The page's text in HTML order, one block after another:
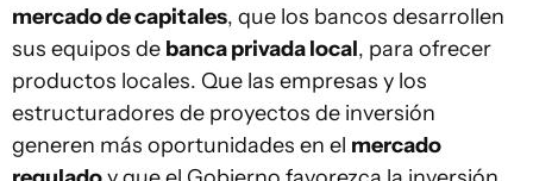
mercado de capitales, que los bancos desarrollen
sus equipos de banca privada local, para ofrecer
productos locales. Que las empresas y los
estructuradores de proyectos de inversión
generen más oportunidades en el mercado